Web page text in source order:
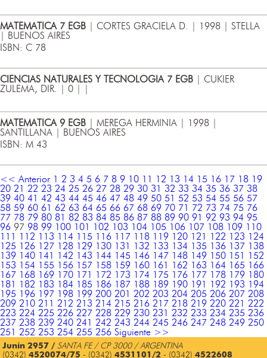
MATEMATICA 7 EGB | CORTES GRACIELA D. | 1998 | STELLA
| BUENOS AIRES
ISBN: C 78
CIENCIAS NATURALES Y TECNOLOGIA 7 EGB | CUKIER
ZULEMA, DIR. | 0 | |
MATEMATICA 9 EGB | MEREGA HERMINIA | 1998 |
SANTILLANA | BUENOS AIRES
ISBN: M 43
<< Anterior 1 2 3 4 5 6 7 8 9 10 11 12 13 14 15 16 17 18 19
20 21 22 23 24 25 26 27 28 29 30 31 32 33 34 35 36 37 38
39 40 41 42 43 44 45 46 47 48 49 50 51 52 53 54 55 56 57
58 59 60 61 62 63 64 65 66 67 68 69 70 71 72 73 74 75 76
77 78 79 80 81 82 83 84 85 86 87 88 89 90 91 92 93 94 95
96 97 98 99 100 101 102 103 104 105 106 107 108 109 110
111
112 113 114 115 116 117 118 119 120 121 122 123 124
125 126 127 128 129 130 131 132 133 134 135 136 137 138
139 140 141 142 143 144 145 146 147 148 149 150 151
152
153 154 155 156 157 158 159 160 161 162 163 164 165 166
167 168 169 170 171 172 173 174 175 176 177 178 179 180
181
182 183 184 185 186 187 188 189 190 191 192 193 194
195 196 197 198 199 200 201 202 203 204 205 206 207 208
209 210 211 212 213 214 215 216 217 218 219 220 221 222
223 224 225 226 227 228 229 230 231 232 233 234 235 236
237 238 239 240 241 242 243 244 245 246 247 248 249 250
251 252 253 254 255 256 Siguiente >>
Junín 2957 / SANTA FE / CP 3000 / ARGENTINA
(0342)4520074/75 - (0342)4531101/2 - (0342)4522608